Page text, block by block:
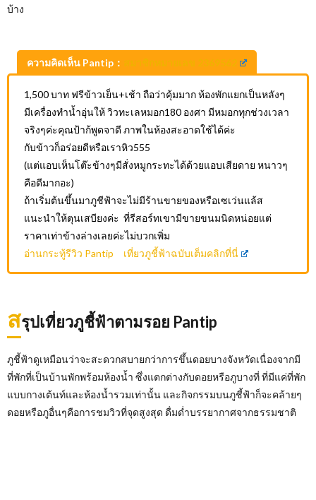
บ้าง
ความคิดเห็น Pantip：
1,500 บาท ฟรีข้าวเย็น+เช้า ถือว่าคุ้มมาก ห้องพักแยกเป็นหลังๆ
มีเครื่องทำน้ำอุ่นให้ วิวทะเลหมอก180 องศา มีหมอกทุกช่วงเวลา
จริงๆค่ะคุณป้าก้พูดจาดี ภาพในห้องสะอาดใช้ได้ค่ะ
กับข้าวก็อร่อยดีหรือเราหิว555
(แต่แอบเห็นโต๊ะข้างๆมีสั่งหมูกระทะได้ด้วยแอบเสียดาย หนาวๆ
คือดีมากอะ)
ถ้าเริ่มต้นขึ้นมาภูชีฟ้าจะไม่มีร้านขายของหรือเซเว่นแล้ส
แนะนำให้ตุนเสบียงค่ะ ที่รีสอร์ทเขามีขายขนมนิดหน่อยแต่
ราคาเท่าข้างล่างเลยค่ะไม่บวกเพิ่ม
อ่านกระทู้รีวิว Pantip เที่ยวภูชี้ฟ้าฉบับเต็มคลิกที่นี่
สรุปเที่ยวภูชี้ฟ้าตามรอย Pantip
ภูชี้ฟ้าดูเหมือนว่าจะสะดวกสบายกว่าการขึ้นดอยบางจังหวัดเนื่องจากมี
ที่พักที่เป็นบ้านพักพร้อมห้องน้ำ ซึ่งแตกต่างกับดอยหรือภูบางที่ ที่มีแค่ที่พัก
แบบกางเต้นท์และห้องน้ำรวมเท่านั้น และกิจกรรมบนภูชี้ฟ้าก็จะคล้ายๆ
ดอยหรือภูอื่นๆคือการชมวิวที่จุดสูงสุด ดื่มด่ำบรรยากาศจากธรรมชาติ